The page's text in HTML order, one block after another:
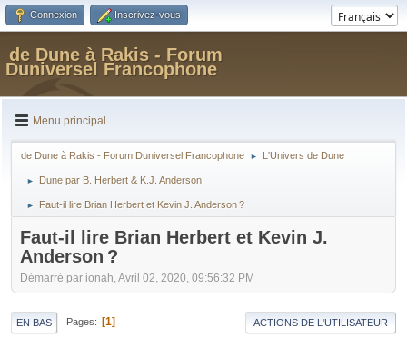
Connexion Inscrivez-vous
de Dune à Rakis - Forum
Duniversel Francophone
Menu principal
de Dune à Rakis - Forum Duniversel Francophone ► L'Univers de Dune
► Dune par B. Herbert & K.J. Anderson
► Faut-il lire Brian Herbert et Kevin J. Anderson ?
Faut-il lire Brian Herbert et Kevin J.
Anderson ?
Démarré par ionah, Avril 02, 2020, 09:56:32 PM
EN BAS Pages 1 ACTIONS DE L'UTILISATEUR